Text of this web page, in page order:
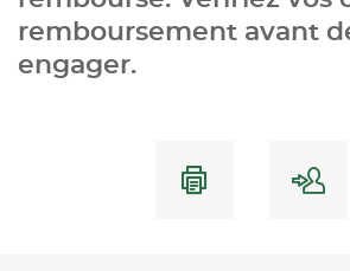
remboursement avant
engager.